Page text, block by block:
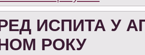
ИСПИТА У
РОКУ